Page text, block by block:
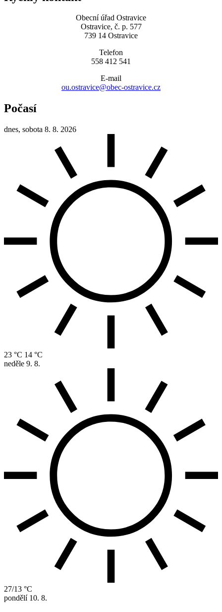
Obecní úřad Ostravice
Ostravice, č. p. 577
739 14 Ostravice
Telefon
558 412 541
E-mail
ou.ostravice@obec-ostravice.cz
Počasí
dnes, sobota 8. 8. 2026
23 °C 14 °C
neděle 9. 8.
27/13 °C
pondělí 10. 8.